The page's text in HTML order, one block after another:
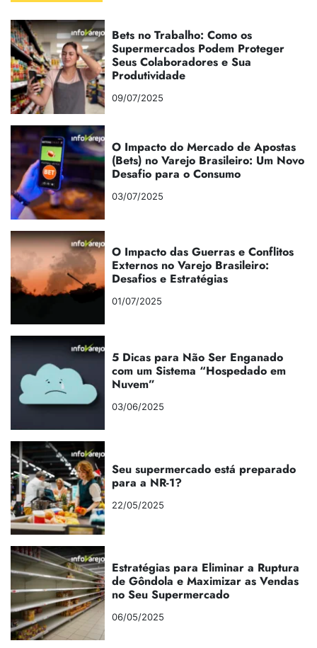
Bets no Trabalho: Como os
Supermercados Podem Proteger
Seus Colaboradores e Sua
Produtividade
09/07/2025
O Impacto do Mercado de Apostas
(Bets) no Varejo Brasileiro: Um Novo
Desafio para o Consumo
03/07/2025
O Impacto das Guerras e Conflitos
Externos no Varejo Brasileiro:
Desafios e Estratégias
01/07/2025
5 Dicas para Não Ser Enganado
com um Sistema “Hospedado em
Nuvem”
03/06/2025
Seu supermercado está preparado
para a NR-1?
22/05/2025
Estratégias para Eliminar a Ruptura
de Gôndola e Maximizar as Vendas
no Seu Supermercado
06/05/2025